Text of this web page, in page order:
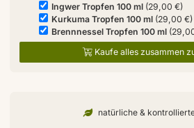
Ingwer Tropfen 100 ml(29,00 €)
Kurkuma Tropfen 100 ml(29,00 €)
Brennnessel Tropfen 100 ml
Kaufe alles zusammen
natürliche &